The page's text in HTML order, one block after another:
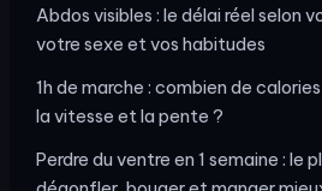
Abdos visibles : le délai réel selon
votre sexe et vos habitudes
1h de marche : combien de
la vitesse et la pente ?
Perdre du ventre en 1 semaine : le